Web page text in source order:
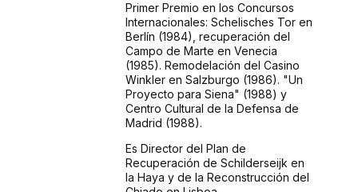
Primer Premio en los Concursos
Internacionales: Schelisches Tor en
Berlín (1984), recuperación del
Campo de Marte en Venecia
(1985). Remodelación del Casino
Winkler en Salzburgo (1986). "Un
Proyecto para Siena" (1988) y
Centro Cultural de la Defensa de
Madrid (1988).
Es Director del Plan de
Recuperación de Schilderseijk en
la Haya y de la Reconstrucción del